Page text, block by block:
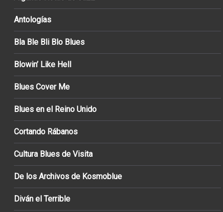
Antologías
Bla Ble Bli Blo Blues
Blowin’ Like Hell
Blues Cover Me
Blues en el Reino Unido
Cortando Rábanos
Cultura Blues de Visita
De los Archivos de Kosmoblue
Diván el Terrible